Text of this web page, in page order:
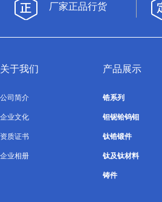
厂家正品行货
关于我们
公司简介
企业文化
资质证书
企业相册
产品展示
锆系列
钽铌铪钨钼
钛锆锻件
钛及钛材料
铸件